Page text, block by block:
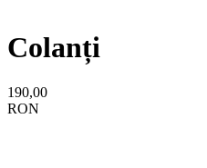
Colanți
190,00
RON